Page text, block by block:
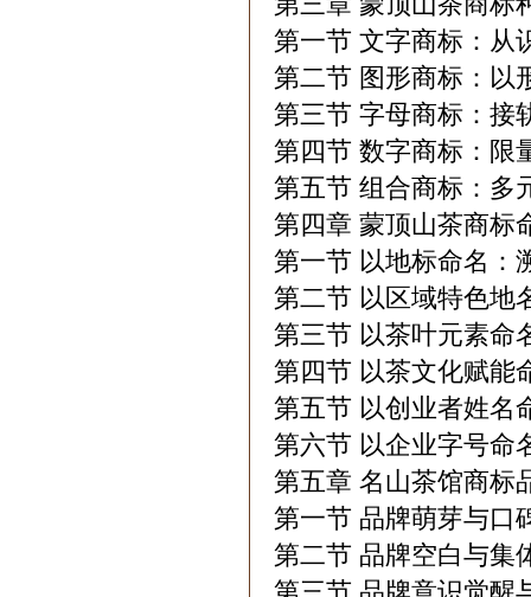
第一节 文字商标：从
第二节 图形商标：以
第三节 字母商标：接
第四节 数字商标：限
第五节 组合商标：多
第四章 蒙顶山茶商标
第一节 以地标命名：
第二节 以区域特色地
第三节 以茶叶元素命
第四节 以茶文化赋能
第五节 以创业者姓名
第六节 以企业字号命
第五章 名山茶馆商标
第一节 品牌萌芽与口
第二节 品牌空白与集